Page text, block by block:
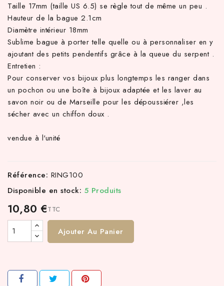
d'achat hors frais de port en France métropolitaine ! À
Taille 17mm (taille US 6.5) se règle tout de même un peu .
Hauteur de la bague 2.1cm
Diamètre intérieur 18mm
Sublime bague à porter telle quelle ou à personnaliser en y
ajoutant des petits pendentifs grâce à la queue du serpent .
Entretien :
Pour conserver vos bijoux plus longtemps les ranger dans
un pochon ou une boîte à bijoux adaptée et les laver au
savon noir ou de Marseille pour les dépoussiérer ,les
sécher avec un chiffon doux .
vendue à l'unité
Référence: RING100
Disponible en stock: 5 Produits
10,80 €TTC
Ajouter Au Panier